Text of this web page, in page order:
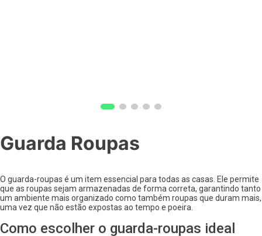
Guarda Roupas
O guarda-roupas é um item essencial para todas as casas. Ele permite
que as roupas sejam armazenadas de forma correta, garantindo tanto
um ambiente mais organizado como também roupas que duram mais,
uma vez que não estão expostas ao tempo e poeira.
Como escolher o guarda-roupas ideal